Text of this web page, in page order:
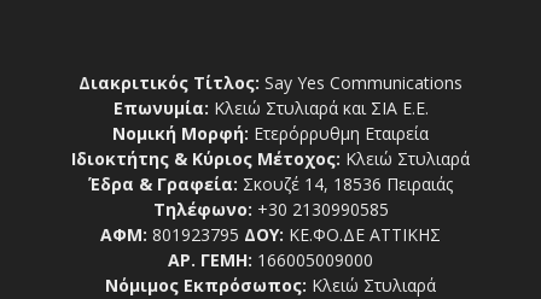
Διακριτικός Τίτλος: Say Yes Communications
Επωνυμία: Κλειώ Στυλιαρά και ΣΙΑ Ε.Ε.
Νομική Μορφή: Ετερόρρυθμη Εταιρεία
Ιδιοκτήτης & Κύριος Μέτοχος: Κλειώ Στυλιαρά
Έδρα & Γραφεία: Σκουζέ 14, 18536 Πειραιάς
Τηλέφωνο: +30 2130990585
ΑΦΜ: 801923795 ΔΟΥ: ΚΕ.ΦΟ.ΔΕ ΑΤΤΙΚΗΣ
ΑΡ. ΓΕΜΗ: 166005009000
Νόμιμος Εκπρόσωπος: Κλειώ Στυλιαρά